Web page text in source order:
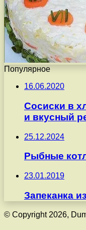
Популярное
16.06.2020
Сосиски в
и вкусный
25.12.2024
Рыбные
23.01.2019
Запеканка
© Copyright 2026,